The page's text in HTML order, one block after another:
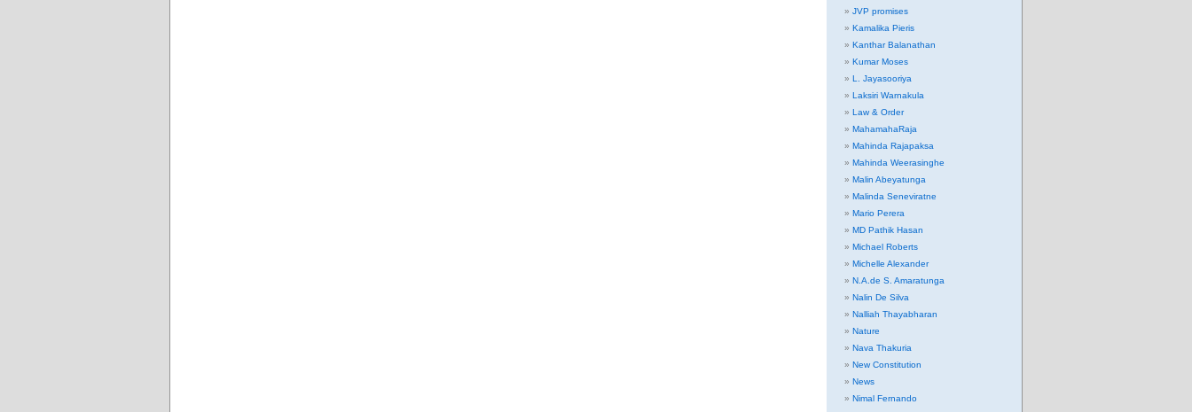
JVP promises
Kamalika Pieris
Kanthar Balanathan
Kumar Moses
L. Jayasooriya
Laksiri Warnakula
Law & Order
MahamahaRaja
Mahinda Rajapaksa
Mahinda Weerasinghe
Malin Abeyatunga
Malinda Seneviratne
Mario Perera
MD Pathik Hasan
Michael Roberts
Michelle Alexander
N.A.de S. Amaratunga
Nalin De Silva
Nalliah Thayabharan
Nature
Nava Thakuria
New Constitution
News
Nimal Fernando